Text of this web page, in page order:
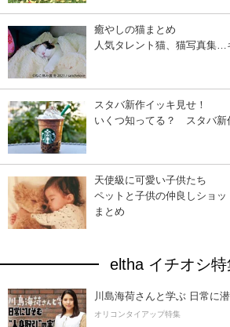
癒やしの猫まとめ
人気タレント猫、猫写真集…
スタバ新作イッキ見せ！
いくつ知ってる？ スタバ新
天使級に可愛い子供たち
ペットと子供の仲良しショ
まとめ
eltha イチオシ特
川島海荷さんと学ぶ 日常に
オリコンタイアップ特集